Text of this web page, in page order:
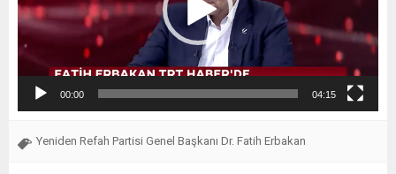
00:00 04:15
Yeniden Refah Partisi Genel Başkanı Dr. Fatih Erbakan